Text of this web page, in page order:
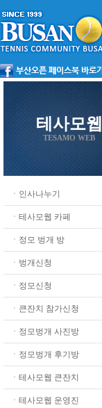
테사모웹
TESAMO WEB
ㆍ인사나누기
ㆍ테사모웹 카페
ㆍ정모 벙개 방
ㆍ벙개신청
ㆍ정모신청
ㆍ큰잔치 참가신청
ㆍ정모벙개 사진방
ㆍ정모벙개 후기방
ㆍ테사모웹 큰잔치
ㆍ테사모웹 운영진